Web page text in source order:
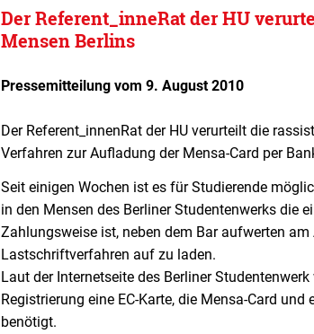
Der Referent_inneRat der HU
Mensen Berlins
Pressemitteilung vom 9. August 2010
Der Referent_innenRat der HU verurteilt die
Verfahren zur Aufladung der Mensa-Card per
Seit einigen Wochen ist es für Studierende
in den Mensen des Berliner Studentenwerks die
Zahlungsweise ist, neben dem Bar aufwerten
Lastschriftverfahren auf zu laden.
Laut der Internetseite des Berliner
Registrierung eine EC-Karte, die Mensa-Card
benötigt.